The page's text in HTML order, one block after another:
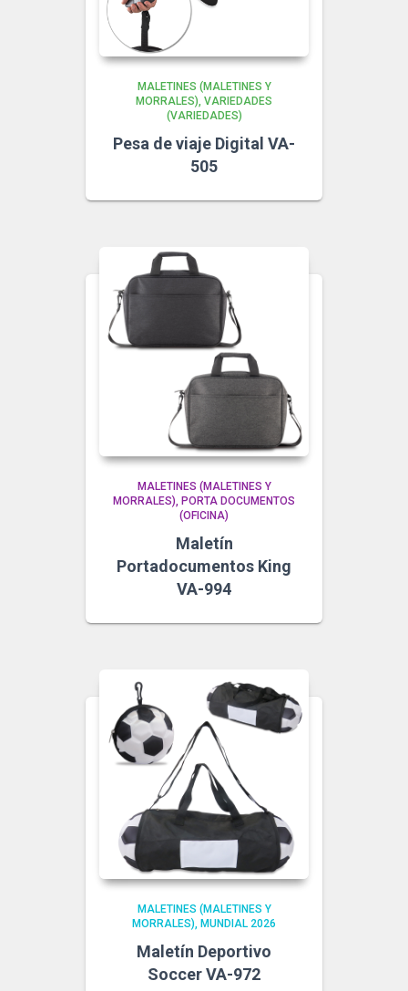
MALETINES (MALETINES Y
MORRALES) VARIEDADES
(VARIEDADES)
Pesa de viaje Digital VA-
505
MALETINES (MALETINES Y
MORRALES)
PORTA DOCUMENTOS
(OFICINA)
Maletín
Portadocumentos King
VA-994
MALETINES (MALETINES Y
MORRALES) MUNDIAL 2026
Maletín Deportivo
Soccer VA-972